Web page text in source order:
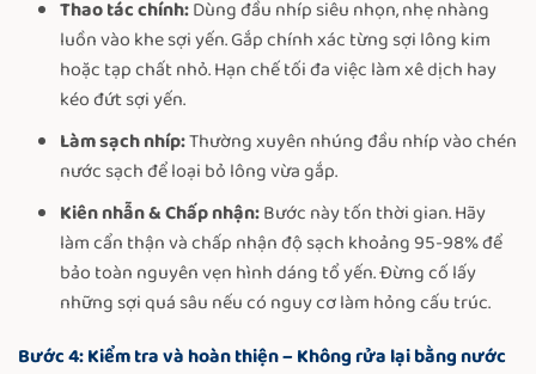
Thao tác chính:Dùng đầu nhíp siêu nhọn, nhẹ nhàng
luồn vào khe sợi yến. Gắp chính xác từng sợi lông kim
hoặc tạp chất nhỏ. Hạn chế tối đa việc làm xê dịch hay
kéo đứt sợi yến.
Làm sạch nhíp:Thường xuyên nhúng đầu nhíp vào chén
nước sạch để loại bỏ lông vừa gắp.
Kiên nhẫn & Chấp nhận:Bước này tốn thời gian. Hãy
làm cẩn thận và chấp nhận độ sạch khoảng 95-98% để
bảo toàn nguyên vẹn hình dáng tổ yến. Đừng cố lấy
những sợi quá sâu nếu có nguy cơ làm hỏng cấu trúc.
Bước 4: Kiểm tra và hoàn thiện – Không rửa lại bằng nước